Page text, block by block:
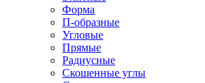
Форма
П-образные
Угловые
Прямые
Радиусные
Скошенные углы